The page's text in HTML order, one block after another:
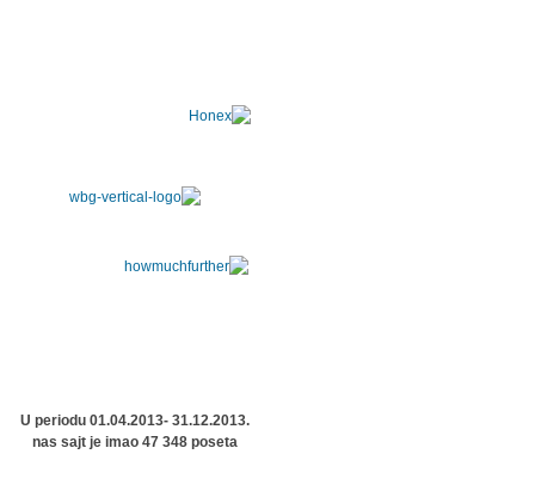
U periodu 01.04.2013- 31.12.2013.
nas sajt je imao 47 348 poseta